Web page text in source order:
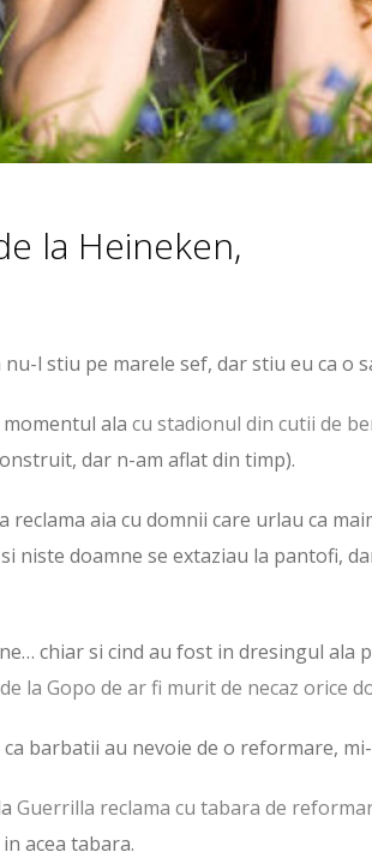
la Heineken,
l stiu pe marele sef, dar stiu eu ca o
ala cu stadionul din cutii de
dar n-am aflat din timp).
reclama aia cu domnii care urlau ca
niste doamne se extaziau la pantofi,
chiar si cind au fost in dresingul ala
la Gopo de ar fi murit de necaz orice
barbatii au nevoie de o reformare,
Guerrilla reclama cu tabara de
acea tabara.